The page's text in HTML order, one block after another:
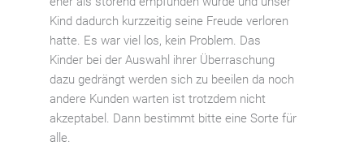
Kind dadurch kurzzeitig seine Freude verloren
hatte. Es war viel los, kein Problem. Das
Kinder bei der Auswahl ihrer Überraschung
dazu gedrängt werden sich zu beeilen da noch
andere Kunden warten ist trotzdem nicht
akzeptabel. Dann bestimmt bitte eine Sorte für
alle.